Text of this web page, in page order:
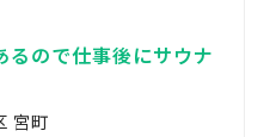
るので仕事後にサウナ
宮町